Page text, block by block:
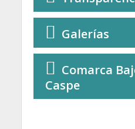
Galerías
Comarca
Caspe